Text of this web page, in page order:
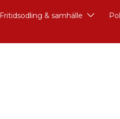
Fritidsodling & samhälle